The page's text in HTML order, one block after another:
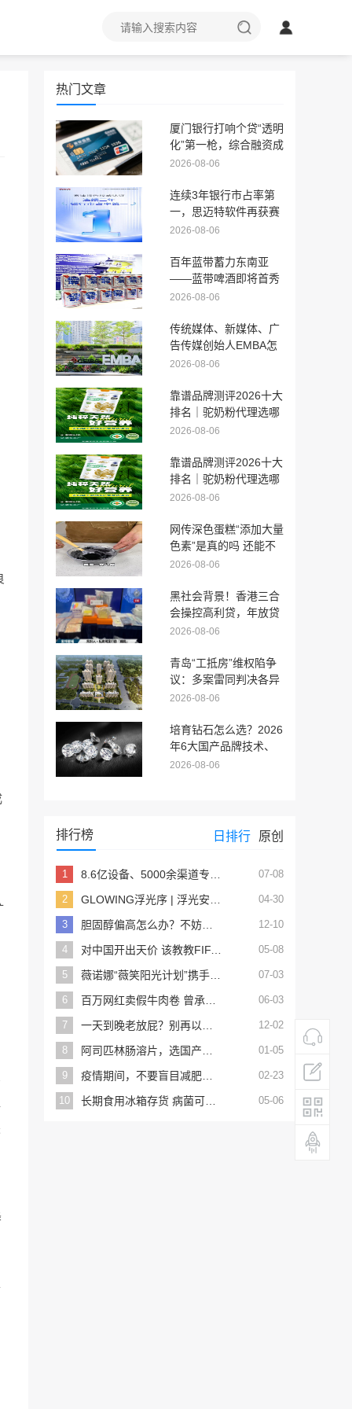
热门文章
厦门银行打响个贷“透明
化”第一枪，综合融资成
本上限锁定24%
2026-08-06
连续3年银行市占率第
一，思迈特软件再获赛
迪权威认可
2026-08-06
百年蓝带蓄力东南亚
——蓝带啤酒即将首秀
越南国际食品饮料展，
2026-08-06
传统媒体、新媒体、广
告传媒创始人EMBA怎
么选？5大传媒适配院
2026-08-06
靠谱品牌测评2026十大
排名｜驼奶粉代理选哪
家靠谱长期合作须知
2026-08-06
靠谱品牌测评2026十大
排名｜驼奶粉代理选哪
家靠谱长期合作须知
2026-08-06
网传深色蛋糕“添加大量
色素”是真的吗 还能不
能吃？
2026-08-06
黑社会背景！香港三合
会操控高利贷，年放贷
2亿元，利率达282%！
油漆追债
2026-08-06
青岛“工抵房”维权陷争
议：多案雷同判决各异
多重反常亟待厘清
2026-08-06
培育钻石怎么选？2026
年6大国产品牌技术、
认证与价格完整对比
2026-08-06
排行榜 日排行 原创
1 07-08
2 04-30
3 12-10
4 05-08
5 07-03
6 06-03
7 12-02
8 01-05
9 02-23
10 05-06